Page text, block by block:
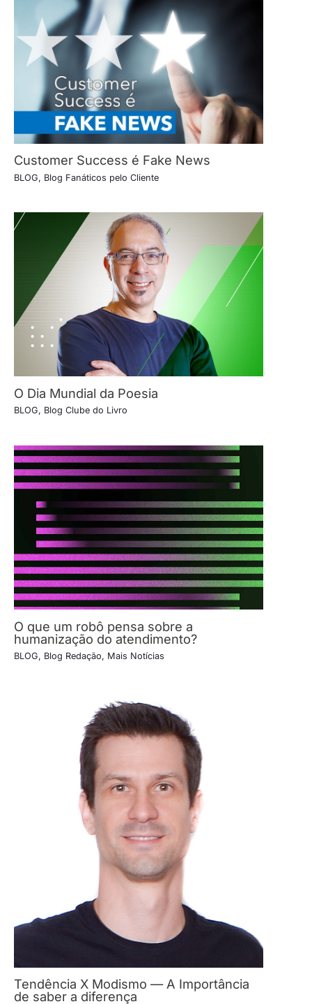
Customer Success é Fake News
BLOG, Blog Fanáticos pelo Cliente
O Dia Mundial da Poesia
BLOG, Blog Clube do Livro
O que um robô pensa sobre a
humanização do atendimento?
BLOG, Blog Redação, Mais Notícias
Tendência X Modismo — A Importância
de saber a diferença